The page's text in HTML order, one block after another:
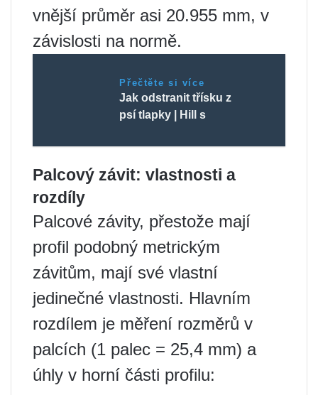
vnější průměr asi 20.955 mm, v
závislosti na normě.
Přečtěte si více
Jak odstranit třísku z
psí tlapky | Hill s
Palcový závit: vlastnosti a
rozdíly
Palcové závity, přestože mají
profil podobný metrickým
závitům, mají své vlastní
jedinečné vlastnosti. Hlavním
rozdílem je měření rozměrů v
palcích (1 palec = 25,4 mm) a
úhly v horní části profilu: